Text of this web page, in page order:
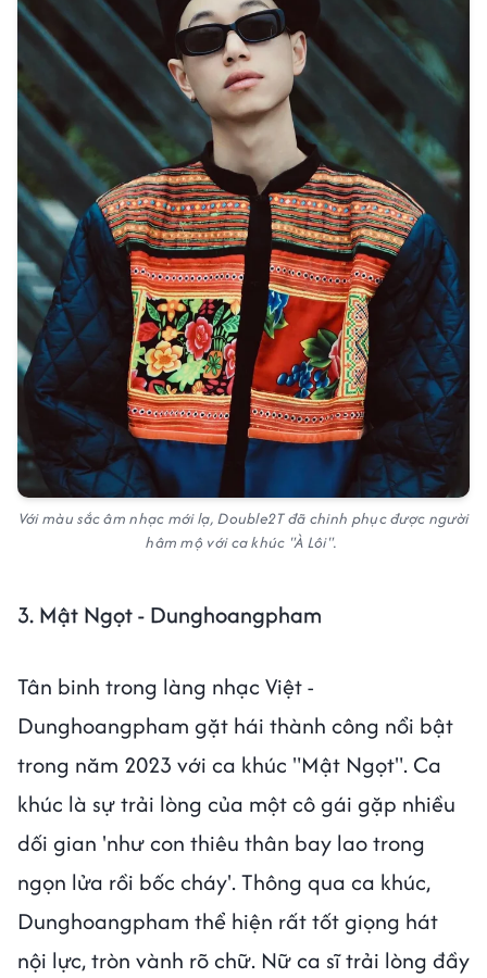
Với màu sắc âm nhạc mới lạ, Double2T đã chinh phục được người
hâm mộ với ca khúc "À Lôi".
3. Mật Ngọt - Dunghoangpham
Tân binh trong làng nhạc Việt -
Dunghoangpham gặt hái thành công nổi bật
trong năm 2023 với ca khúc "Mật Ngọt". Ca
khúc là sự trải lòng của một cô gái gặp nhiều
dối gian 'như con thiêu thân bay lao trong
ngọn lửa rồi bốc cháy'. Thông qua ca khúc,
Dunghoangpham thể hiện rất tốt giọng hát
nội lực, tròn vành rõ chữ. Nữ ca sĩ trải lòng đầy